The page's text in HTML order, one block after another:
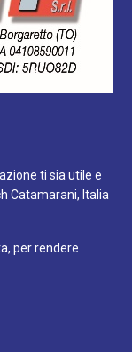
ti sia utile e
Catamarani, Italia
per rendere